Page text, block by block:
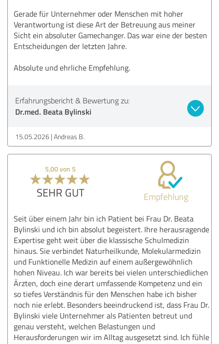
Gerade für Unternehmer oder Menschen mit hoher
Verantwortung ist diese Art der Betreuung aus meiner
Sicht ein absoluter Gamechanger. Das war eine der besten
Entscheidungen der letzten Jahre.
Absolute und ehrliche Empfehlung.
Erfahrungsbericht & Bewertung zu:
Dr.med. Beata Bylinski
15.05.2026 Andreas B.
5,00 von 5
SEHR GUT Empfehlung
Seit über einem Jahr bin ich Patient bei Frau Dr. Beata
Bylinski und ich bin absolut begeistert. Ihre herausragende
Expertise geht weit über die klassische Schulmedizin
hinaus. Sie verbindet Naturheilkunde, Molekularmedizin
und Funktionelle Medizin auf einem außergewöhnlich
hohen Niveau. Ich war bereits bei vielen unterschiedlichen
Ärzten, doch eine derart umfassende Kompetenz und ein
so tiefes Verständnis für den Menschen habe ich bisher
noch nie erlebt. Besonders beeindruckend ist, dass Frau Dr.
Bylinski viele Unternehmer als Patienten betreut und
genau versteht, welchen Belastungen und
Herausforderungen wir im Alltag ausgesetzt sind. Ich fühle